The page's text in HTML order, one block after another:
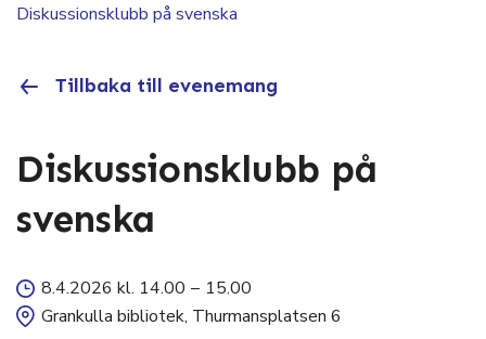
Diskussionsklubb på svenska
Tillbaka till evenemang
Diskussionsklubb på
svenska
8.4.2026 kl. 14.00 – 15.00
Grankulla bibliotek, Thurmansplatsen 6